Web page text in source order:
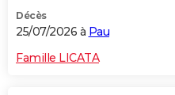
Décès
25/07/2026 à Pau
Famille LICATA